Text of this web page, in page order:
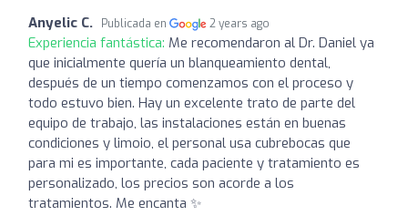
Anyelic C. Publicada en 2 years ago
Experiencia fantástica: Me recomendaron al Dr. Daniel ya
que inicialmente quería un blanqueamiento dental,
después de un tiempo comenzamos con el proceso y
todo estuvo bien. Hay un excelente trato de parte del
equipo de trabajo, las instalaciones están en buenas
condiciones y limoio, el personal usa cubrebocas que
para mi es importante, cada paciente y tratamiento es
personalizado, los precios son acorde a los
tratamientos. Me encanta ✨️